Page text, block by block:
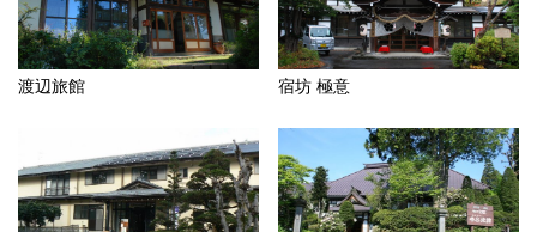
渡辺旅館 宿坊 極意